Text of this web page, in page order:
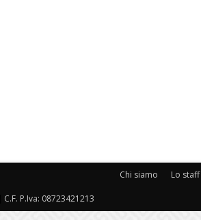
Chi siamo Lo staff
P.Iva: 08723421213